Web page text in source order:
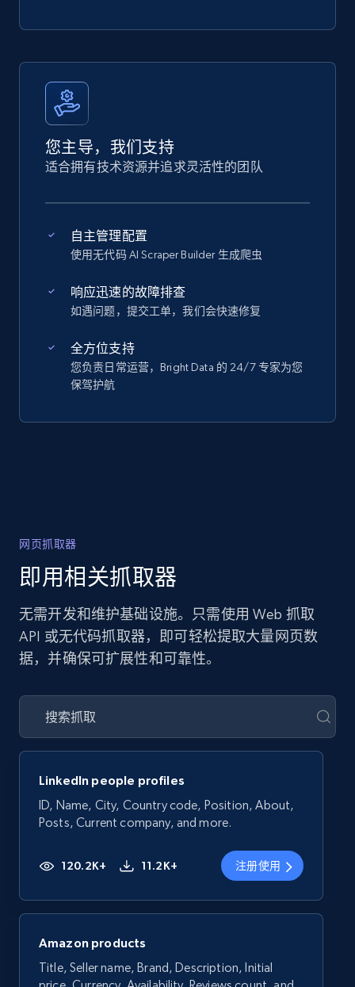
您主导，我们支持
适合拥有技术资源并追求灵活性的团队
自主管理配置
使用无代码 AI Scraper Builder 生成爬虫
响应迅速的故障排查
如遇问题，提交工单，我们会快速修复
全方位支持
您负责日常运营，Bright Data 的 24/7 专家为您
保驾护航
网页抓取器
即用相关抓取器
无需开发和维护基础设施。只需使用 Web 抓取
API 或无代码抓取器，即可轻松提取大量网页数
据，并确保可扩展性和可靠性。
LinkedIn people profiles
ID, Name, City, Country code, Position, About,
Posts, Current company, and more.
120.2K+ 11.2K+ 注册使用
Amazon products
Title, Seller name, Brand, Description, Initial